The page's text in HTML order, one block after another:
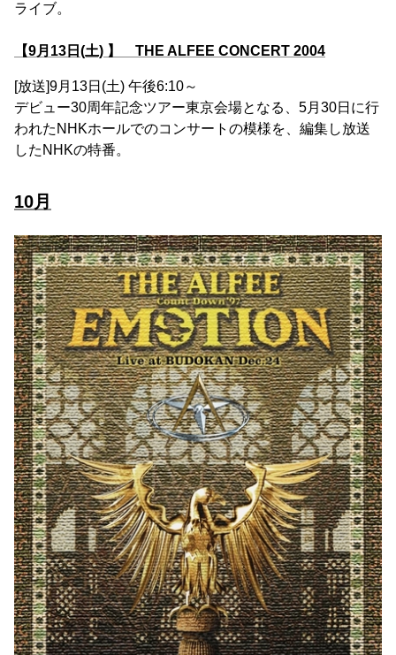
ライブ。
【9月13日(土) 】 THE ALFEE CONCERT 2004
[放送]9月13日(土) 午後6:10～
デビュー30周年記念ツアー東京会場となる、5月30日に行
われたNHKホールでのコンサートの模様を、編集し放送
したNHKの特番。
10月